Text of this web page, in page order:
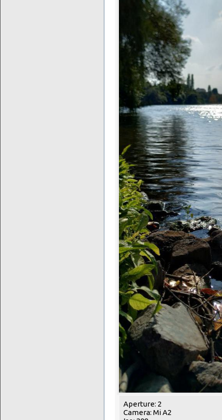
Aperture: 2
Camera: Mi A2